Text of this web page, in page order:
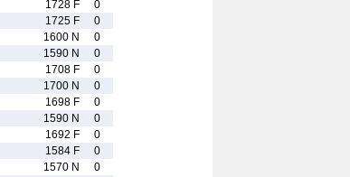
1728 F
0
1725 F
0
1600 N
0
1590 N
0
1708 F
0
1700 N
0
1698 F
0
1590 N
0
1692 F
0
1584 F
0
1570 N
0